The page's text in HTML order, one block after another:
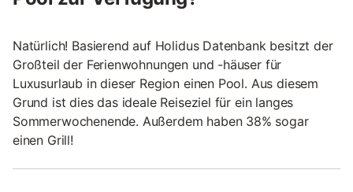
Natürlich! Basierend auf Holidus Datenbank besitzt der
Großteil der Ferienwohnungen und -häuser für
Luxusurlaub in dieser Region einen Pool. Aus diesem
Grund ist dies das ideale Reiseziel für ein langes
Sommerwochenende. Außerdem haben 38% sogar
einen Grill!